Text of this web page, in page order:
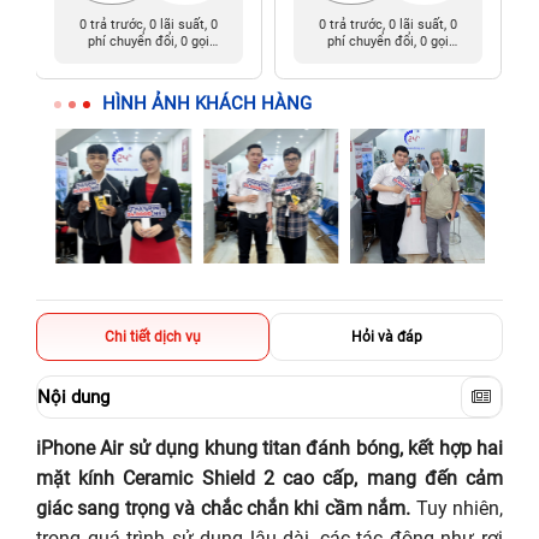
0 trả trước, 0 lãi suất, 0
phí chuyển đổi, 0 gọi
0 trả trước, 0 lãi suất, 0
phí chuyển đổi, 0 gọi
HÌNH ẢNH KHÁCH HÀNG
Chi tiết dịch vụ Hỏi và đáp
Nội dung
iPhone Air sử dụng khung titan đánh bóng, kết hợp hai
mặt kính Ceramic Shield 2 cao cấp, mang đến cảm
giác sang trọng và chắc chắn khi cầm nắm. Tuy nhiên,